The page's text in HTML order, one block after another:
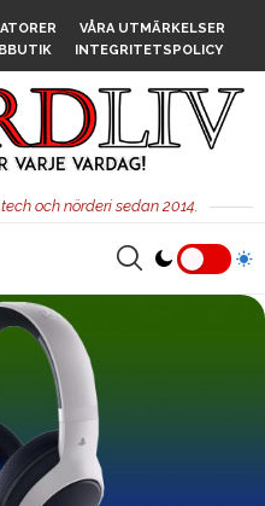
VÅRA UTMÄRKELSER
INTEGRITETSPOLICY
och nörderi sedan 2014.